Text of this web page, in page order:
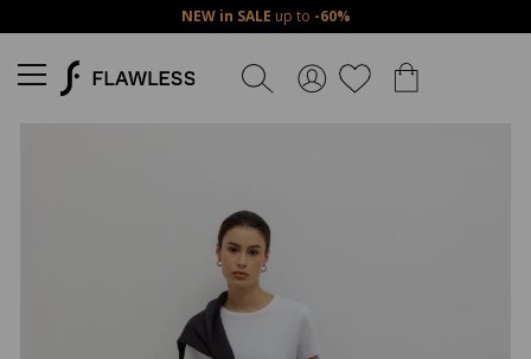
NEW in SALE up to -60%